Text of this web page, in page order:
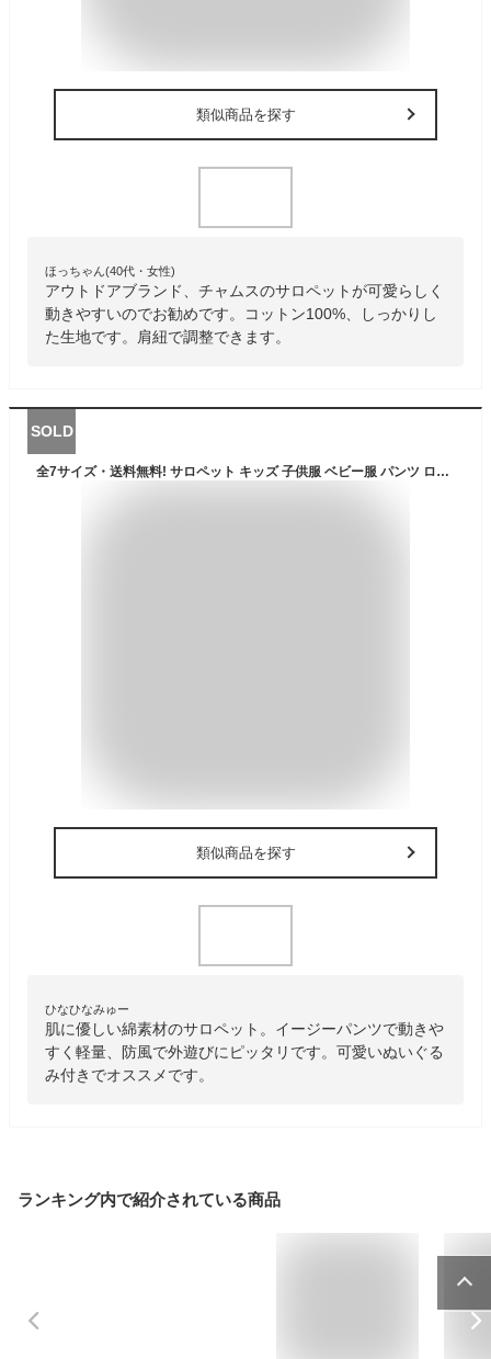
類似商品を探す
ほっちゃん(40代・女性)
アウトドアブランド、チャムスのサロペットが可愛らしく
動きやすいのでお勧めです。コットン100%、しっかりし
た生地です。肩紐で調整できます。
SOLD
全7サイズ・送料無料! サロペット キッズ 子供服 ベビー服 パンツ ロング 女の子 男の子 赤ちゃん バギーパンツ ロンパース 長ズボン オーバーオール カバーオール あったか 綿 軽量 防風 春 秋 冬 通学 通園 イージーパンツ かわいい アウトドア 雪遊び jc-2219-gg
類似商品を探す
ひなひなみゅー
肌に優しい綿素材のサロペット。イージーパンツで動きや
すく軽量、防風で外遊びにピッタリです。可愛いぬいぐる
み付きでオススメです。
ランキング内で紹介されている商品